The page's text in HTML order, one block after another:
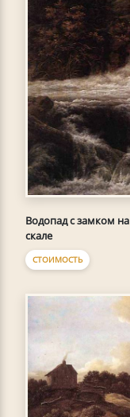
Водопад с замком на
скале
СТОИМОСТЬ